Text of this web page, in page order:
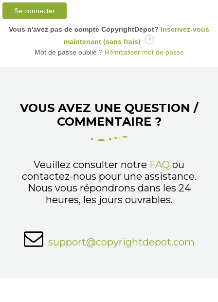
Se connecter
Vous n'avez pas de compte CopyrightDepot? Inscrivez-vous
maintenant (sans frais)
?
Mot de passe oublié ?Réinitialiser mot de passe
VOUS AVEZ UNE QUESTION /
COMMENTAIRE ?
Veuillez consulter notre FAQ ou
contactez-nous pour une assistance.
Nous vous répondrons dans les 24
heures, les jours ouvrables.
support@copyrightdepot.com